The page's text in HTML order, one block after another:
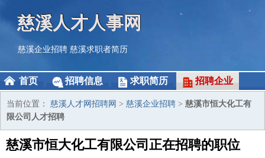
慈溪人才人事网
慈溪企业招聘 慈溪求职者简历
首页 招聘信息 求职简历 招聘企业
当前位置： 慈溪人才网招聘网 > 慈溪企业招聘 > 慈溪市恒大化工有
限公司人才招聘
慈溪市恒大化工有限公司正在招聘的职位